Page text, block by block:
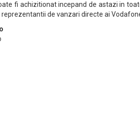
fi achizitionat incepand de astazi in
de vanzari directe ai